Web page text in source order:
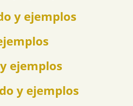
y ejemplos
ejemplos
y ejemplos